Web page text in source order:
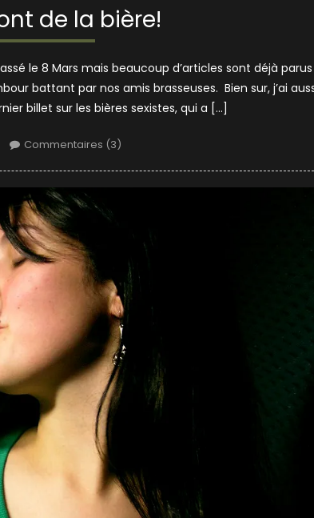
de la bière!
le 8 Mars mais beaucoup d’articles sont déjà parus
battant par nos amis brasseuses. Bien sur, j’ai
billet sur les bières sexistes, qui a […]
Commentaires (3)